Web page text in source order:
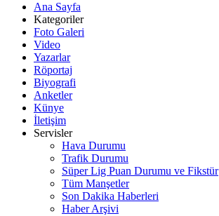
Ana Sayfa
Kategoriler
Foto Galeri
Video
Yazarlar
Röportaj
Biyografi
Anketler
Künye
İletişim
Servisler
Hava Durumu
Trafik Durumu
Süper Lig Puan Durumu ve Fikstür
Tüm Manşetler
Son Dakika Haberleri
Haber Arşivi